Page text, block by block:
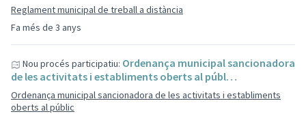
Fa més de 3 anys
Reglament municipal de treball a distància
Nou procés participatiu: Ordenança municipal sancionadora
de les activitats i establiments oberts al públ…
Ordenança municipal sancionadora de les activitats i establiments
oberts al públic